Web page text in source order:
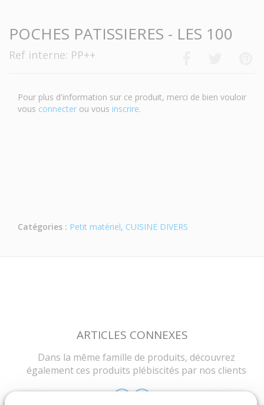
POCHES PATISSIERES - LES 100
Ref interne: PP++
Pour plus d'information sur ce produit, merci de bien vouloir
vous connecter ou vous inscrire.
Catégories : Petit matériel, CUISINE DIVERS
ARTICLES CONNEXES
Dans la même famille de produits, découvrez
également ces produits plébiscités par nos clients